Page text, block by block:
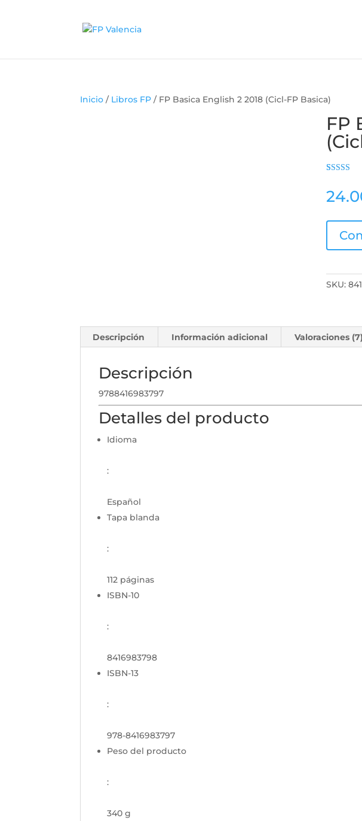
Inicio / Libros FP / FP Basica English 2 2018 (Cicl-FP Basica)
FP
5.00de 5
base a
SKU:
Descripción Información adicional Valoraciones (7)
Descripción
9788416983797
Detalles del producto
Idioma
:
Español
Tapa blanda
:
112 páginas
ISBN-10
:
8416983798
ISBN-13
:
978-8416983797
Peso del producto
:
340 g